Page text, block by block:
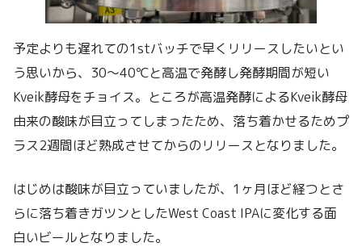
予定よりも遅れての1stバッチで早くリリースしたいとい
う思いから、30〜40℃と高温で発酵し発酵期間が短い
Kveik酵母をチョイス。ところが高温発酵によるKveik酵母
由来の酸味が目立ってしまったため、落ち着かせるためプ
ラス2週間ほど熟成させてからのリリースとなりました。
はじめは酸味が目立っていましたが、1ヶ月ほど経つとさ
らに落ち着きガツンとしたWest Coast IPAに変化する面
白いビールとなりました。